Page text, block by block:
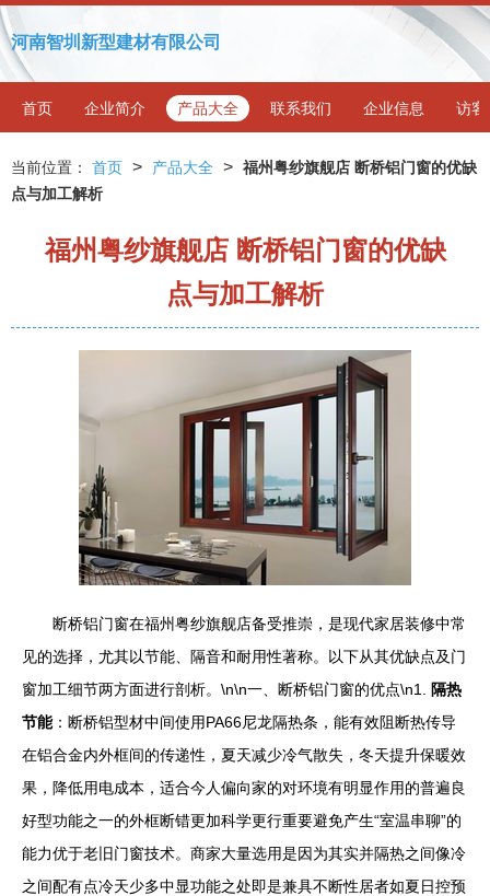
河南智圳新型建材有限公司
首页 企业简介 产品大全 联系我们 企业信息 访客
当前位置： 首页 > 产品大全 > 福州粤纱旗舰店 断桥铝门窗的优缺
点与加工解析
福州粤纱旗舰店 断桥铝门窗的优缺
点与加工解析
断桥铝门窗在福州粤纱旗舰店备受推崇，是现代家居装修中常
见的选择，尤其以节能、隔音和耐用性著称。以下从其优缺点及门
窗加工细节两方面进行剖析。\n\n一、断桥铝门窗的优点\n1.
隔热
节能：断桥铝型材中间使用PA66尼龙隔热条，能有效阻断热传导
在铝合金内外框间的传递性，夏天减少冷气散失，冬天提升保暖效
果，降低用电成本，适合今人偏向家的对环境有明显作用的普遍良
好型功能之一的外框断错更加科学更行重要避免产生“室温串聊”的
能力优于老旧门窗技术。商家大量选用是因为其实并隔热之间像冷
之间配有点冷天少多中显功能之处即是兼具不断性居者如夏日控预